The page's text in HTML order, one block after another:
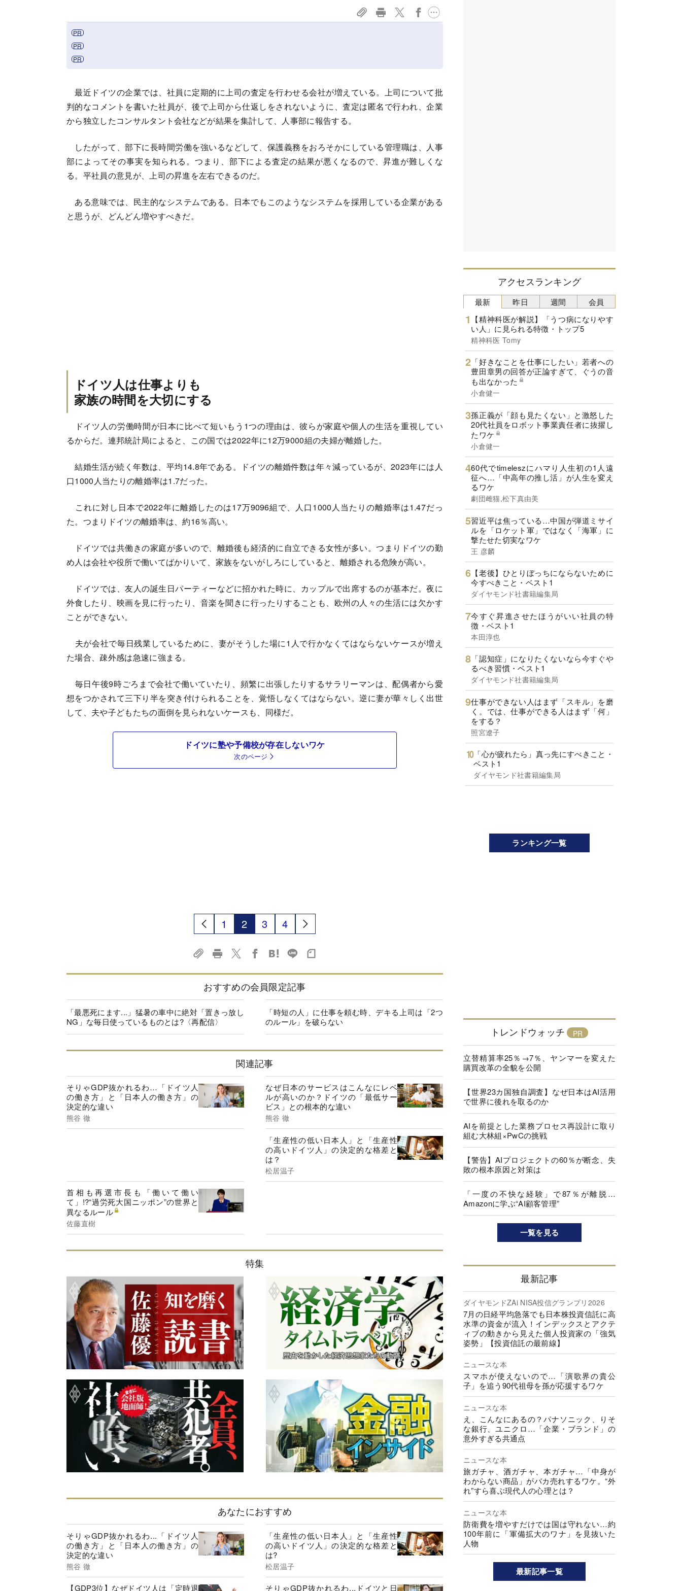
最近ドイツの企業では、社員に定期的に上司の査定を行わせる会社が増えている。上司について批
判的なコメントを書いた社員が、後で上司から仕返しをされないように、査定は匿名で行われ、企業
から独立したコンサルタント会社などが結果を集計して、人事部に報告する。
したがって、部下に長時間労働を強いるなどして、保護義務をおろそかにしている管理職は、人事
部によってその事実を知られる。つまり、部下による査定の結果が悪くなるので、昇進が難しくな
る。平社員の意見が、上司の昇進を左右できるのだ。
ある意味では、民主的なシステムである。日本でもこのようなシステムを採用している企業がある
と思うが、どんどん増やすべきだ。
ドイツ人は仕事よりも
家族の時間を大切にする
ドイツ人の労働時間が日本に比べて短いもう1つの理由は、彼らが家庭や個人の生活を重視してい
るからだ。連邦統計局によると、この国では2022年に12万9000組の夫婦が離婚した。
結婚生活が続く年数は、平均14.8年である。ドイツの離婚件数は年々減っているが、2023年には人
口1000人当たりの離婚率は1.7だった。
これに対し日本で2022年に離婚したのは17万9096組で、人口1000人当たりの離婚率は1.47だっ
た。つまりドイツの離婚率は、約16％高い。
ドイツでは共働きの家庭が多いので、離婚後も経済的に自立できる女性が多い。つまりドイツの勤
め人は会社や役所で働いてばかりいて、家族をないがしろにしていると、離婚される危険が高い。
ドイツでは、友人の誕生日パーティーなどに招かれた時に、カップルで出席するのが基本だ。夜に
外食したり、映画を見に行ったり、音楽を聞きに行ったりすることも、欧州の人々の生活には欠かす
ことができない。
夫が会社で毎日残業しているために、妻がそうした場に1人で行かなくてはならないケースが増え
た場合、疎外感は急速に強まる。
毎日午後9時ごろまで会社で働いていたり、頻繁に出張したりするサラリーマンは、配偶者から愛
想をつかされて三下り半を突き付けられることを、覚悟しなくてはならない。逆に妻が華々しく出世
して、夫や子どもたちの面倒を見られないケースも、同様だ。
ドイツに塾や予備校が存在しないワケ
次のページ
1 2 3 4
おすすめの会員限定記事
「最悪死にます...」猛暑の車中に絶対「置きっ放し
NG」な毎日使っているものとは?〈再配信〉
「時短の人」に仕事を頼む時、デキる上司は「2つ
のルール」を破らない
関連記事
そりゃGDP抜かれるわ…「ドイツ人
の働き方」と「日本人の働き方」の
決定的な違い
熊谷 徹
なぜ日本のサービスはこんなにレベ
ルが高いのか？ドイツの「最低サー
ビス」との根本的な違い
熊谷 徹
「生産性の低い日本人」と「生産性
の高いドイツ人」の決定的な格差と
は？
松居温子
首相も再選市長も「働いて働い
て」!?“過労死大国ニッポン”の世界と
異なるルール
佐藤直樹
特集
あなたにおすすめ
そりゃGDP抜かれるわ...「ドイツ人
の働き方」と「日本人の働き方」の
決定的な違い
熊谷 徹
「生産性の低い日本人」と「生産性
の高いドイツ人」の決定的な格差と
は?
松居温子
【GDP3位】なぜドイツ人は「定時退 そりゃGDP抜かれるわ...ドイツと日
アクセスランキング
最新
【精神科医が解説】「うつ病になりやす
い人」に見られる特徴・トップ5
精神科医 Tomy
「好きなことを仕事にしたい」若者への
豊田章男の回答が正論すぎて、ぐうの音
も出なかった
小倉健一
孫正義が「顔も見たくない」と激怒した
20代社員をロボット事業責任者に抜擢し
たワケ
小倉健一
60代でtimeleszにハマり人生初の1人遠
征へ…「中高年の推し活」が人生を変え
るワケ
劇団雌猫,松下真由美
習近平は焦っている…中国が弾道ミサイ
ルを「ロケット軍」ではなく「海軍」に
撃たせた切実なワケ
王 彦麟
【老後】ひとりぼっちにならないために
今すべきこと・ベスト1
ダイヤモンド社書籍編集局
今すぐ昇進させたほうがいい社員の特
徴・ベスト1
本田淳也
「認知症」になりたくないなら今すぐや
るべき習慣・ベスト1
ダイヤモンド社書籍編集局
仕事ができない人はまず「スキル」を磨
く。では、仕事ができる人はまず「何」
をする？
照宮遼子
「心が疲れたら」真っ先にすべきこと・
ベスト1
ダイヤモンド社書籍編集局
昨日 週間 会員
ランキング一覧
トレンドウォッチ
立替精算率25％→7％、ヤンマーを変えた
購買改革の全貌を公開
【世界23カ国独自調査】なぜ日本はAI活用
で世界に後れを取るのか
AIを前提とした業務プロセス再設計に取り
組む大林組×PwCの挑戦
【警告】AIプロジェクトの60％が断念、失
敗の根本原因と対策は
「一度の不快な経験」で87％が離脱…
Amazonに学ぶ“AI顧客管理”
一覧を見る
最新記事
ダイヤモンドZAi NISA投信グランプリ2026
7月の日経平均急落でも日本株投資信託に高
水準の資金が流入！インデックスとアクテ
ィブの動きから見えた個人投資家の「強気
姿勢」【投資信託の最前線】
ニュースな本
スマホが使えないので…「演歌界の貴公
子」を追う90代祖母を孫が応援するワケ
ニュースな本
え、こんなにあるの？パナソニック、りそ
な銀行、ユニクロ…「企業・ブランド」の
意外すぎる共通点
ニュースな本
旅ガチャ、酒ガチャ、本ガチャ…「中身が
わからない商品」がバカ売れするワケ。“外
れ”すら喜ぶ現代人の心理とは？
ニュースな本
防衛費を増やすだけでは国は守れない…約
100年前に「軍備拡大のワナ」を見抜いた
人物
最新記事一覧